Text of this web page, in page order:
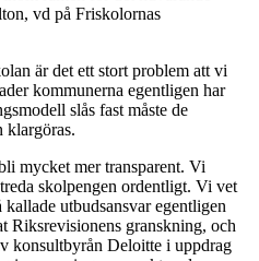
vd på Friskolornas
är det ett stort problem att vi
kommunerna egentligen har
slås fast måste de
klargöras.
mycket mer transparent. Vi
skolpengen ordentligt. Vi vet
utbudsansvar egentligen
Riksrevisionens granskning, och
konsultbyrån Deloitte i uppdrag